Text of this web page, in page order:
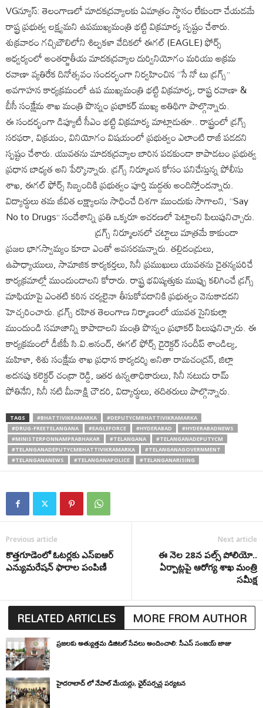
VGన్యూస్: తెలంగాణలో మాదకద్రవ్యాలకు ఏమాత్రం స్థానం లేకుండా చేయడమే
రాష్ట్ర ప్రభుత్వ లక్ష్యమని ఉపముఖ్యమంత్రి భట్టి విక్రమార్క స్పష్టం చేశారు.
శుక్రవారం గచ్చిబౌలిలోని శిల్పకళా వేదికలో ఈగల్ (EAGLE) ఫోర్స్
ఆధ్వర్యంలో అంతర్జాతీయ మాదకద్రవ్యాల దుర్వినియోగం మరియు అక్రమ
రవాణా వ్యతిరేక దినోత్సవం సందర్భంగా నిర్వహించిన “సే నో టు డ్రగ్స్”
అవగాహన కార్యక్రమంలో ఉప ముఖ్యమంత్రి భట్టి విక్రమార్క, రాష్ట్ర రవాణా &
బీసీ సంక్షేమ శాఖ మంత్రి పొన్నం ప్రభాకర్‌ ముఖ్య అతిథిగా పాల్గొన్నారు.
ఈ సందర్భంగా డిప్యూటీ సీఎం భట్టి విక్రమార్క మాట్లాడుతూ.. రాష్ట్రంలో డ్రగ్స్
సరఫరా, విక్రయం, వినియోగం విషయంలో ప్రభుత్వం ఎలాంటి రాజీ పడదని
స్పష్టం చేశారు. యువతను మాదకద్రవ్యాల బారిన పడకుండా కాపాడటం ప్రభుత్వ
ప్రధాన బాధ్యత అని పేర్కొన్నారు. డ్రగ్స్ నిర్మూలన కోసం పనిచేస్తున్న పోలీసు
శాఖ, ఈగల్ ఫోర్స్ సిబ్బందికి ప్రభుత్వం పూర్తి మద్దతు అందిస్తోందన్నారు.
విద్యార్థులు తమ జీవిత లక్ష్యాలను సాధించే దిశగా ముందుకు సాగాలని, “Say
No to Drugs” సందేశాన్ని ప్రతి ఒక్కరూ ఆచరణలో పెట్టాలని పిలుపునిచ్చారు.
డ్రగ్స్ నిర్మూలనలో చట్టాలు మాత్రమే కాకుండా
ప్రజల భాగస్వామ్యం కూడా ఎంతో అవసరమన్నారు. తల్లిదండ్రులు,
ఉపాధ్యాయులు, సామాజిక కార్యకర్తలు, సినీ ప్రముఖులు యువతను చైతన్యపరిచే
కార్యక్రమాల్లో ముందుండాలని కోరారు. రాష్ట్ర భవిష్యత్తుకు ముప్పు కలిగించే డ్రగ్స్
మాఫియాపై ఎంతటి కఠిన చర్యలైనా తీసుకోవడానికి ప్రభుత్వం వెనుకాడదని
హెచ్చరించారు. డ్రగ్స్ రహిత తెలంగాణ నిర్మాణంలో యువత సైనికుల్లా
ముందుండి సమాజాన్ని కాపాడాలని మంత్రి పొన్నం ప్రభాకర్ పిలుపునిచ్చారు. ఈ
కార్యక్రమంలో డీజీపీ సి.వి.ఆనంద్, ఈగల్ ఫోర్స్ డైరెక్టర్ సందీప్ శాండిల్య,
మహిళా, శిశు సంక్షేమ శాఖ ప్రధాన కార్యదర్శి అనితా రామచంద్రన్, జిల్లా
అదనపు కలెక్టర్ చంద్రా రెడ్డి, ఇతర ఉన్నతాధికారులు, సినీ నటుడు రామ్
పోతినేని, సినీ నటి మీనాక్షి చౌదరి, విద్యార్థులు, తదితరులు పాల్గొన్నారు.
TAGS #BHATTIVIKRAMARKA
#DEPUTYCMBHATTIVIKRAMARKA
#DRUG-FREETELANGANA
#EAGLEFORCE #HYDERABAD
#HYDERABADNEWS
#MINISTERPONNAMPRABHAKAR
#TELANGANA
#TELANGANADEPUTYCM
#TELANGANADEPUTYCMBHATTIVIKRAMARKA
#TELANGANAGOVERNMENT
#TELANGANANEWS
#TELANGANAPOLICE #TELANGANARISING
Previous article
కొత్తగూడెంలో ఓటర్లకు ఎస్ఐఆర్
ఎన్యుమరేషన్ ఫారాల పంపిణీ
Next article
ఈ నెల 28న పల్స్ పోలియో..
ఏర్పాట్లపై ఆరోగ్య శాఖ మంత్రి
సమీక్ష
RELATED ARTICLES MORE FROM AUTHOR
ప్రజలకు అత్యుత్తమ డిజిటల్ సేవలు అందించాలి: సీఎస్ సంజయ్ జాజు
హైదరాబాద్ లో నేపాల్ మేయర్లు, ఛైర్‌పర్సన్ల పర్యటన